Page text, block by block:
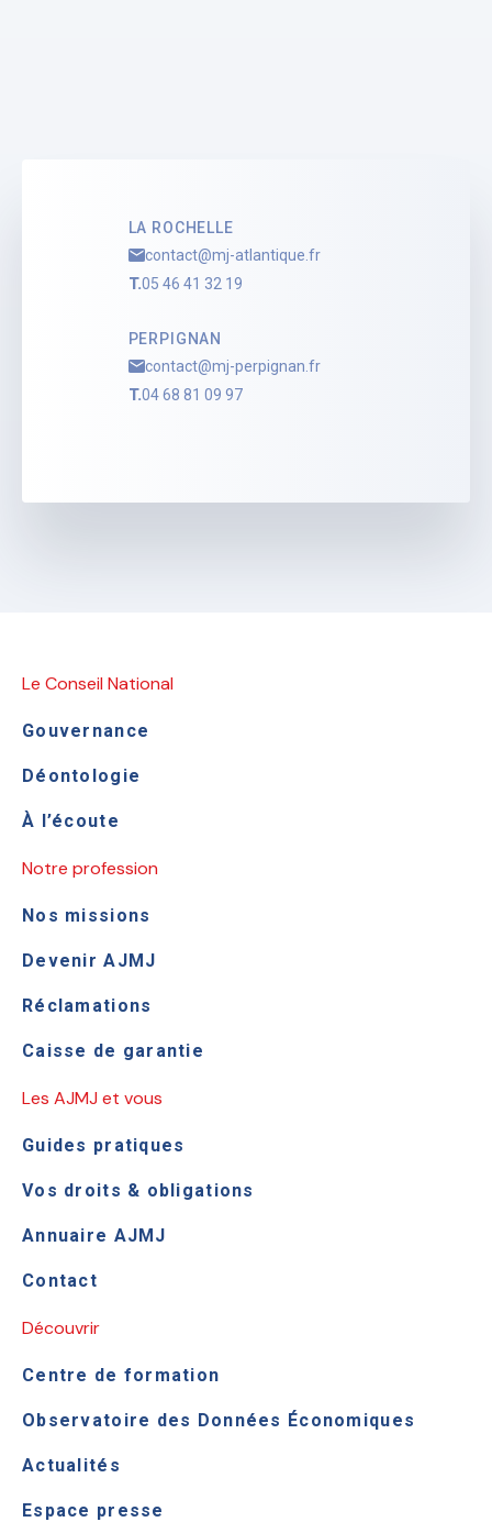
LA ROCHELLE
contact@mj-atlantique.fr
T.05 46 41 32 19
PERPIGNAN
contact@mj-perpignan.fr
T.04 68 81 09 97
Le Conseil National
Gouvernance
Déontologie
À l’écoute
Notre profession
Nos missions
Devenir AJMJ
Réclamations
Caisse de garantie
Les AJMJ et vous
Guides pratiques
Vos droits & obligations
Annuaire AJMJ
Contact
Découvrir
Centre de formation
Observatoire des Données Économiques
Actualités
Espace presse